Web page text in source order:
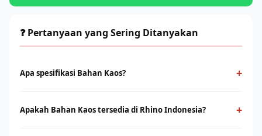
❓ Pertanyaan yang Sering Ditanyakan
Apa spesifikasi Bahan Kaos? +
sublimasi, dan sablon manual. Pilihan yang tepat memastikan
Apakah Bahan Kaos tersedia di Rhino Indonesia? +